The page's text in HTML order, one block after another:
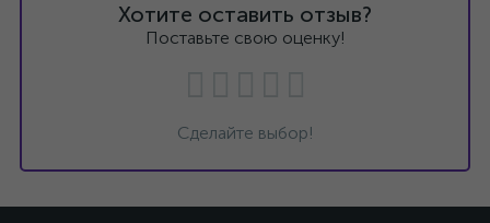
Хотите оставить отзыв?
Поставьте свою оценку!
Сделайте выбор!